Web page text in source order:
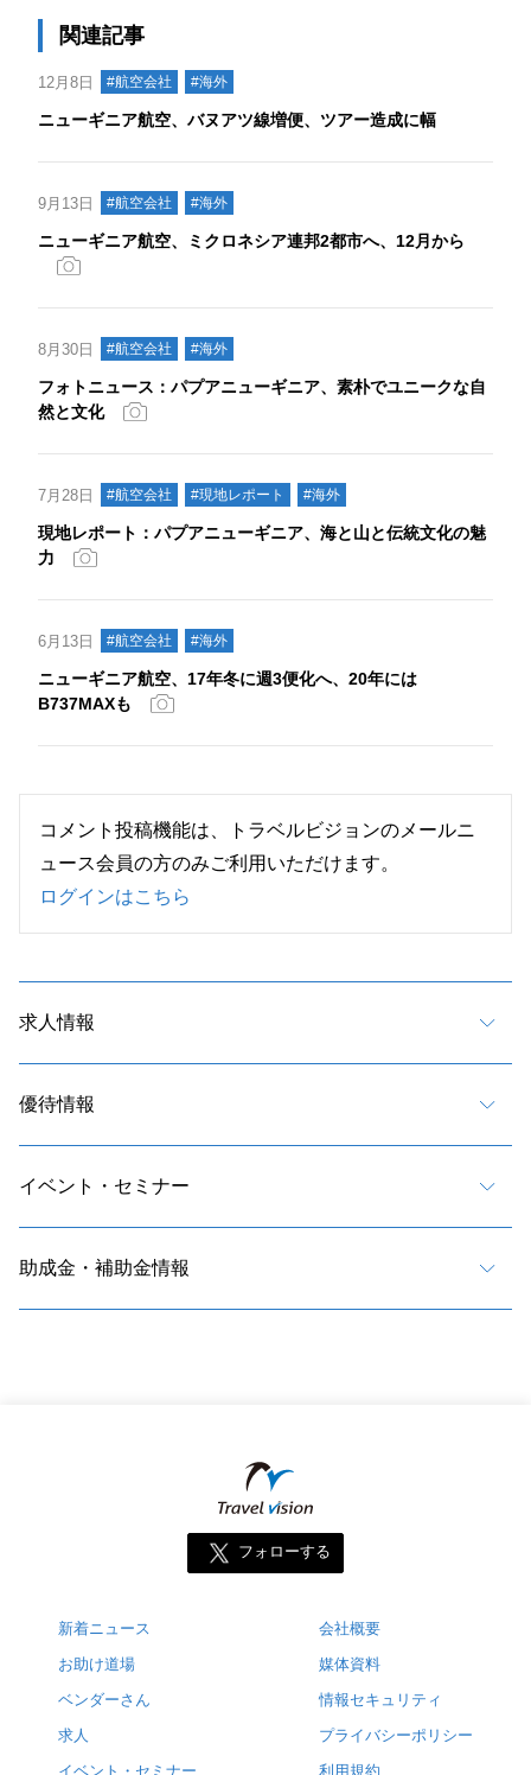
関連記事
12月8日 #航空会社 #海外
ニューギニア航空、バヌアツ線増便、ツアー造成に幅
9月13日 #航空会社 #海外
ニューギニア航空、ミクロネシア連邦2都市へ、12月から
8月30日 #航空会社 #海外
フォトニュース：パプアニューギニア、素朴でユニークな自
然と文化
7月28日 #航空会社 #現地レポート #海外
現地レポート：パプアニューギニア、海と山と伝統文化の魅
力
6月13日 #航空会社 #海外
ニューギニア航空、17年冬に週3便化へ、20年には
B737MAXも
コメント投稿機能は、トラベルビジョンのメールニ
ュース会員の方のみご利用いただけます。
ログインはこちら
求人情報
優待情報
イベント・セミナー
助成金・補助金情報
フォローする
新着ニュース
お助け道場
ベンダーさん
求人
イベント・セミナー
会社概要
媒体資料
情報セキュリティ
プライバシーポリシー
利用規約